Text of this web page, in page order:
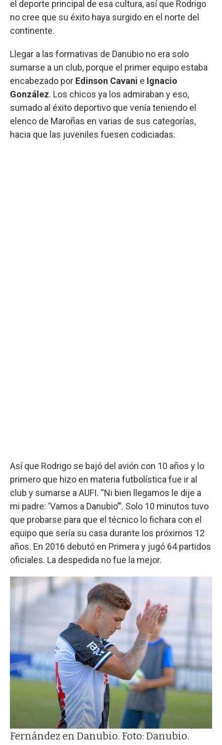
el deporte principal de esa cultura, así que Rodrigo
no cree que su éxito haya surgido en el norte del
continente.
Llegar a las formativas de Danubio no era solo
sumarse a un club, porque el primer equipo estaba
encabezado por Edinson Cavani e Ignacio
González. Los chicos ya los admiraban y eso,
sumado al éxito deportivo que venía teniendo el
elenco de Maroñas en varias de sus categorías,
hacia que las juveniles fuesen codiciadas.
Así que Rodrigo se bajó del avión con 10 años y lo
primero que hizo en materia futbolística fue ir al
club y sumarse a AUFI. “Ni bien llegamos le dije a
mi padre: ‘Vamos a Danubio’”. Solo 10 minutos tuvo
que probarse para que el técnico lo fichara con el
equipo que sería su casa durante los próximos 12
años. En 2016 debutó en Primera y jugó 64 partidos
oficiales. La despedida no fue la mejor.
Fernández en Danubio. Foto: Danubio.